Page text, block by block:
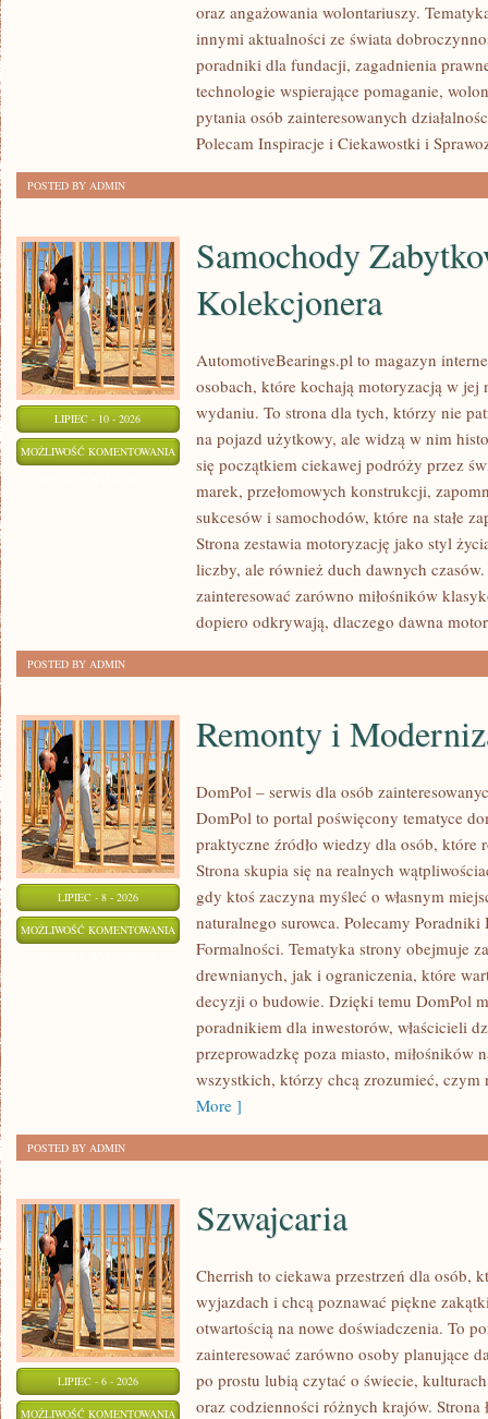
CZYTELNIKÓW
oraz angażowania wolontariuszy.
innymi aktualności ze świata
poradniki dla fundacji, zagadnienia
technologie wspierające pomaganie,
pytania osób zainteresowanych
Polecam Inspiracje i Ciekawostki i
POSTED BY ADMIN
LIPIEC - 10 - 2026
MOŻLIWOŚĆ KOMENTOWANIA SAMOCHODY
ZABYTKOWE
Samochody
Kolekcjonera
AutomotiveBearings.pl to magazyn
osobach, które kochają motoryzacją w jej
wydaniu. To strona dla tych, którzy nie
na pojazd użytkowy, ale widzą w nim
się początkiem ciekawej podróży przez
marek, przełomowych konstrukcji,
sukcesów i samochodów, które na stałe
Strona zestawia motoryzację jako styl
liczby, ale również duch dawnych
zainteresować zarówno miłośników
dopiero odkrywają, dlaczego dawna
POSTED BY ADMIN
LIPIEC - 8 - 2026
MOŻLIWOŚĆ KOMENTOWANIA REMONTY
MODERNIZACJE
Remonty i
DomPol – serwis dla osób
DomPol to portal poświęcony tematyce
praktyczne źródło wiedzy dla osób, które
Strona skupia się na realnych
gdy ktoś zaczyna myśleć o własnym
naturalnego surowca. Polecamy Poradniki
Formalności. Tematyka strony obejmuje
drewnianych, jak i ograniczenia, które
decyzji o budowie. Dzięki temu DomPol
poradnikiem dla inwestorów, właścicieli
przeprowadzkę poza miasto, miłośników
wszystkich, którzy chcą zrozumieć, czym
More ]
POSTED BY ADMIN
LIPIEC - 6 - 2026
MOŻLIWOŚĆ KOMENTOWANIA SZWAJCARIA
Szwajcaria
Cherrish to ciekawa przestrzeń dla osób,
wyjazdach i chcą poznawać piękne
otwartością na nowe doświadczenia. To
zainteresować zarówno osoby planujące
po prostu lubią czytać o świecie,
oraz codzienności różnych krajów. Strona